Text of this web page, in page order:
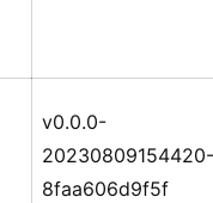
v0.0.0-
20230809154420-
8faa606d9f5f